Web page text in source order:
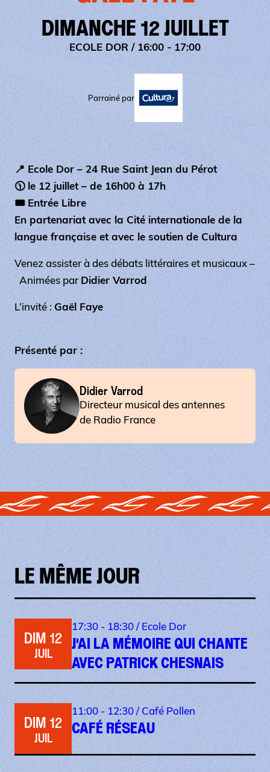
DIMANCHE 12 JUILLET
ECOLE DOR / 16:00 - 17:00
Parrainé par
📍 Ecole Dor – 24 Rue Saint Jean du Pérot
🕦 le 12 juillet – de 16h00 à 17h
🎟️ Entrée Libre
En partenariat avec la Cité internationale de la
langue française et avec le soutien de Cultura
Venez assister à des débats littéraires et musicaux –
Animées parDidier Varrod
L’invité : Gaël Faye
Présenté par :
Didier Varrod
Directeur musical des antennes
de Radio France
LE MÊME JOUR
DIM 12
JUIL
17:30 - 18:30 /Ecole Dor
J'AI LA MÉMOIRE QUI CHANTE
AVEC PATRICK CHESNAIS
DIM 12
JUIL
11:00 - 12:30 /Café Pollen
CAFÉ RÉSEAU